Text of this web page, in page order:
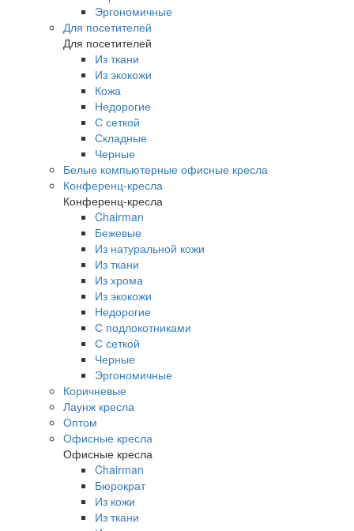
Эргономичные
Для посетителей
Для посетителей
Из ткани
Из экокожи
Кожа
Недорогие
С сеткой
Складные
Черные
Белые компьютерные офисные кресла
Конференц-кресла
Конференц-кресла
Chairman
Бежевые
Из натуральной кожи
Из ткани
Из хрома
Из экокожи
Недорогие
С подлокотниками
С сеткой
Черные
Эргономичные
Коричневые
Лаунж кресла
Оптом
Офисные кресла
Офисные кресла
Chairman
Бюрократ
Из кожи
Из ткани